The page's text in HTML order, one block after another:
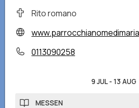
Rito romano
0113090258
9 JUL- 13 AUG
MESSEN